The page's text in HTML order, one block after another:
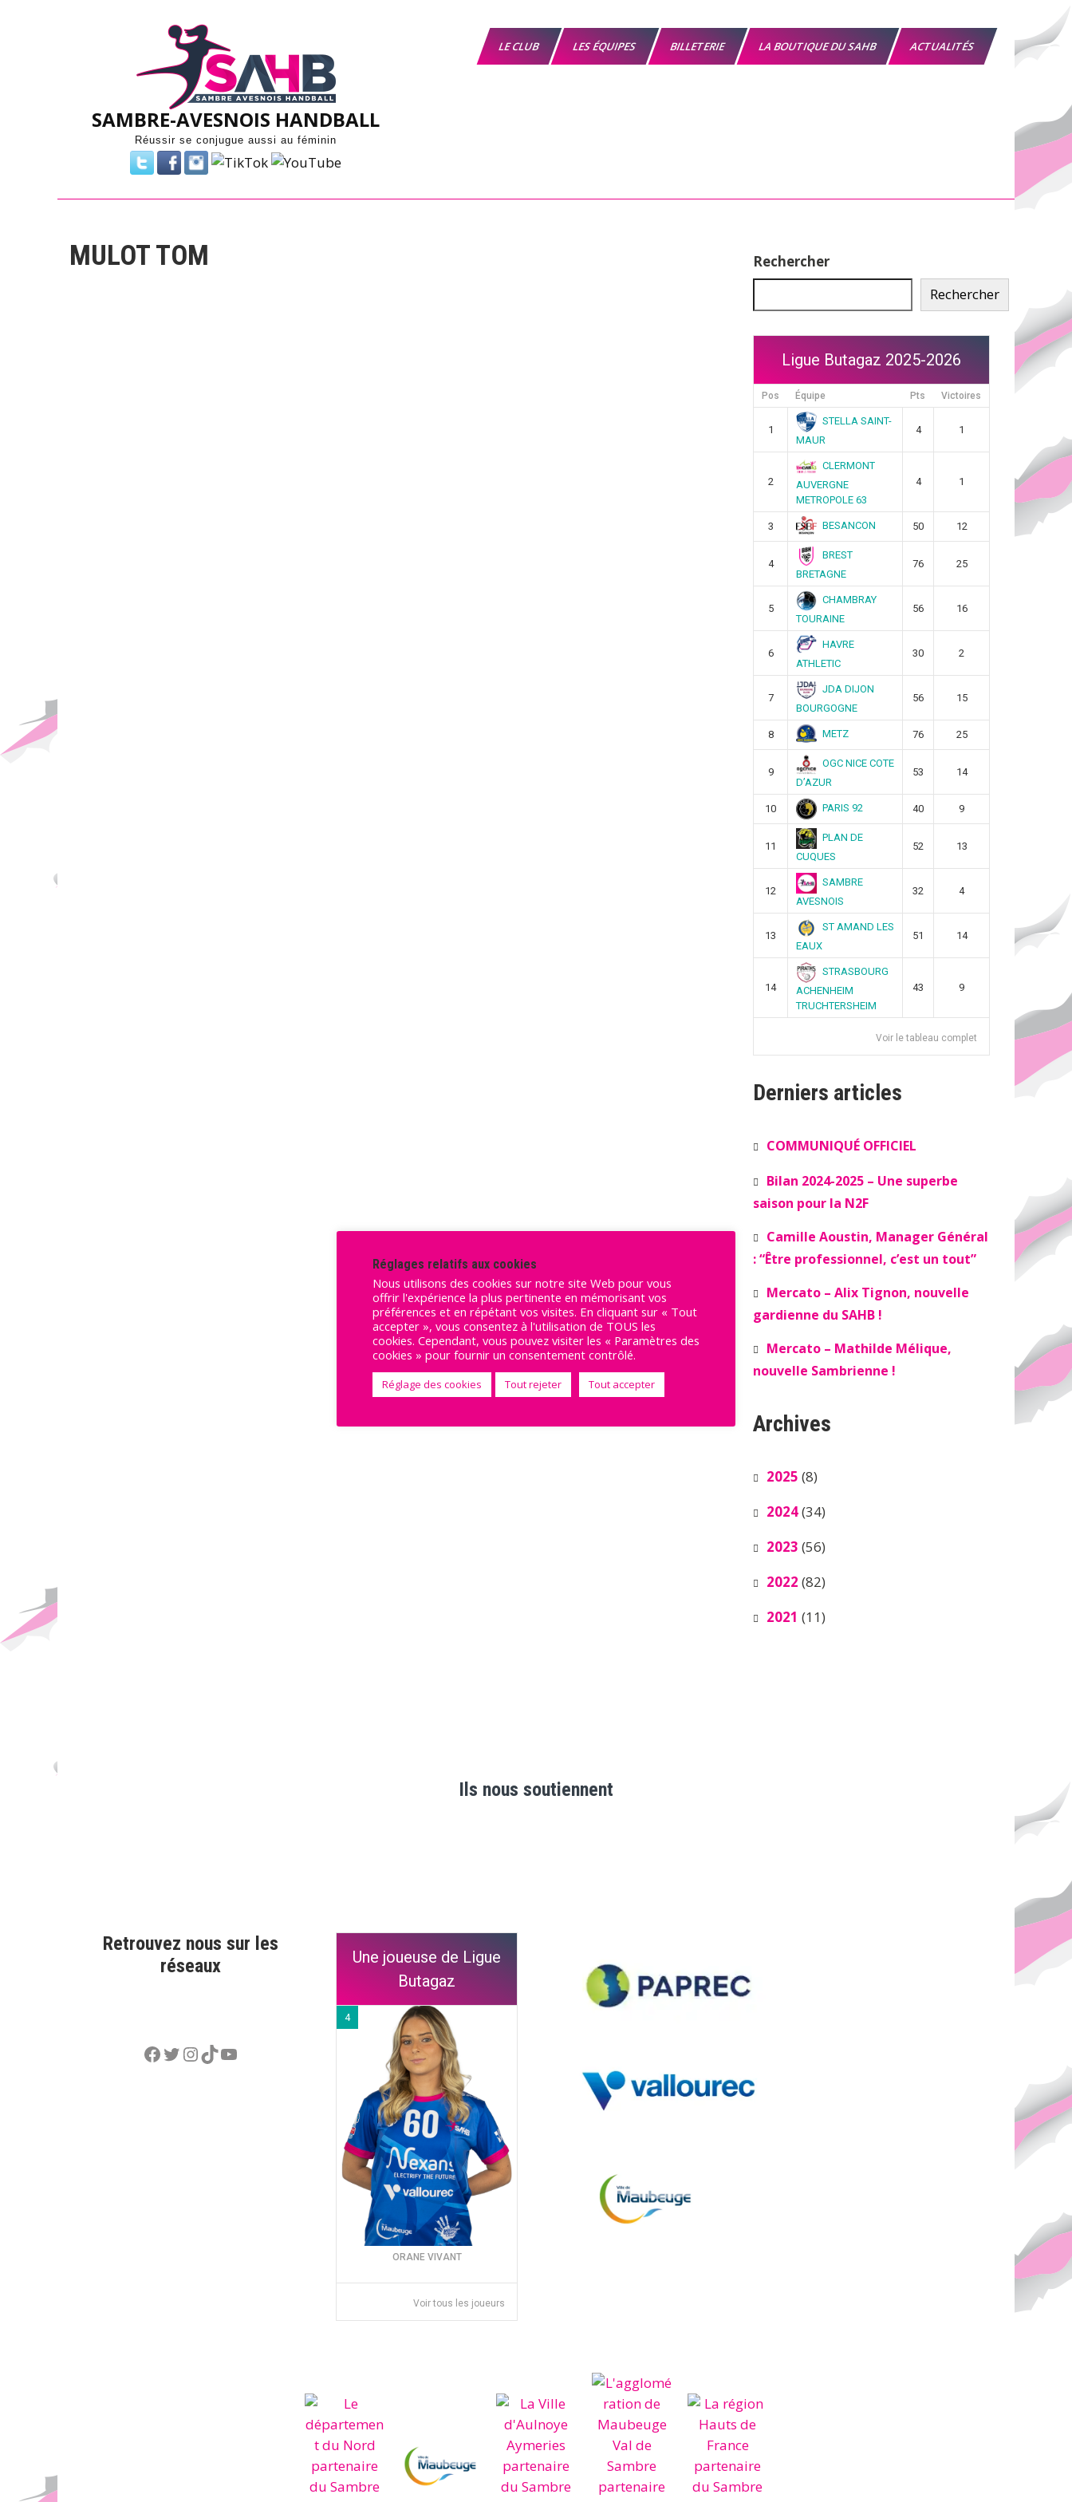
SAMBRE-AVESNOIS HANDBALL
Réussir se conjugue aussi au féminin
LE CLUB LES ÉQUIPES BILLETERIE LA BOUTIQUE DU SAHB ACTUALITÉS
MULOT TOM
Rechercher
Rechercher
Ligue Butagaz 2025-2026
Pos Équipe Pts Victoires
1
STELLA SAINT-
MAUR
4 1
2
CLERMONT
AUVERGNE
METROPOLE 63
4 1
3 BESANCON 50 12
4
BREST
BRETAGNE
76 25
5
CHAMBRAY
TOURAINE
56 16
6
HAVRE
ATHLETIC
30 2
7
JDA DIJON
BOURGOGNE
56 15
8 METZ 76 25
9
OGC NICE COTE
D’AZUR
53 14
10 PARIS 92 40 9
11
PLAN DE
CUQUES
52 13
12
SAMBRE
AVESNOIS
32 4
13
ST AMAND LES
EAUX
51 14
14
STRASBOURG
ACHENHEIM
TRUCHTERSHEIM
43 9
Voir le tableau complet
Derniers articles
COMMUNIQUÉ OFFICIEL
Bilan 2024-2025 – Une superbe
saison pour la N2F
Camille Aoustin, Manager Général
: “Être professionnel, c’est un tout”
Mercato – Alix Tignon, nouvelle
gardienne du SAHB !
Mercato – Mathilde Mélique,
nouvelle Sambrienne !
Archives
2025 (8)
2024(34)
2023 (56)
2022 (82)
2021 (11)
Ils nous soutiennent
Retrouvez nous sur les
réseaux
Facebook
Twitter
Instagram
TikTok
YouTube
Une joueuse de Ligue
Butagaz
4
ORANE VIVANT
Voir tous les joueurs
Réglages relatifs aux cookies
Nous utilisons des cookies sur notre site Web pour vous
offrir l'expérience la plus pertinente en mémorisant vos
préférences et en répétant vos visites. En cliquant sur « Tout
accepter », vous consentez à l'utilisation de TOUS les
cookies. Cependant, vous pouvez visiter les « Paramètres des
cookies » pour fournir un consentement contrôlé.
Réglage des cookies Tout rejeter Tout accepter